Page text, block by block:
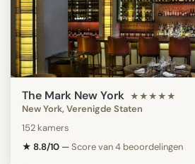
The Mark New York ★★★★★
New York, Verenigde Staten
152 kamers
★ 8.8/10 —Score van 4 beoordelingen